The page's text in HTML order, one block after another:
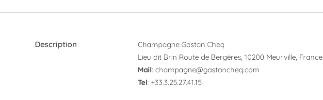
Description
Champagne Gaston Cheq
Lieu dit Brin Route de Bergères, 10200 Meurville, France
Mail:champagne@gastoncheq.com
Tel: +33.3.25.27.41.15